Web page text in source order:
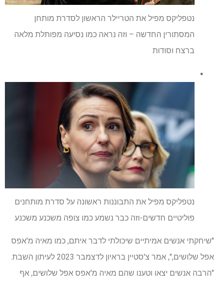
נטפליקס מפיל את הטריילר הראשון לסדרת מותחן
המסתורין החדשה – וזה נראה כמו נסיעה מפותלת מלאה
ברצח וסודות
נטפליקס מפיל את התבוננות ראשונה על סדרת מותחנים
פוליטיים חדשים-וזה כבר נשמע כמו צופה משכנע משכנע
"שיחקתי אנשים אמיתיים שיכולתי לדבר איתם, כמו מאיה מ'אפס
אפל שלושים,", אמר צ'סטיין בראיון לדצמבר 2023 לעיתון השבת.
"הרבה אנשים יצאו וטענו שהם מאיה מ'אפס אפל שלושים, אף